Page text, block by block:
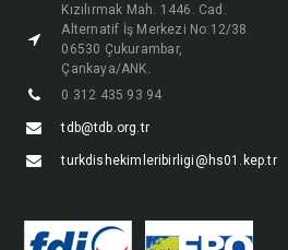
Kızılırmak Mah. 1446. Cad.
Alternatif İş Merkezi No:12/38
06530 Çukurambar,
Çankaya/ANK.
0 312 435 93 94
tdb@tdb.org.tr
turkdishekimleribirligi@hs01.kep.tr